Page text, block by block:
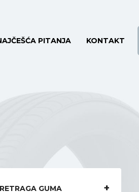
PITANJA KONTAKT
GUMA